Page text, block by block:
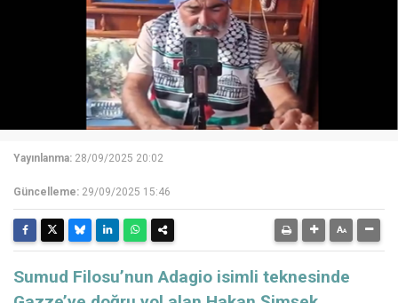
Yayınlanma: 28/09/2025 20:02
Güncelleme: 29/09/2025 15:46
Sumud Filosu’nun Adagio isimli teknesinde